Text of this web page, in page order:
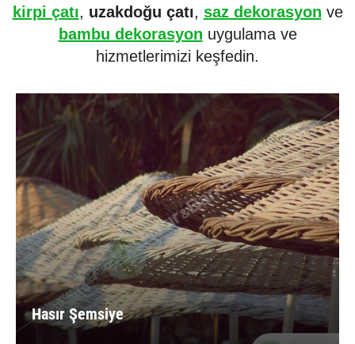
kirpi çatı, uzakdoğu çatı, saz dekorasyon ve
bambu dekorasyon uygulama ve
hizmetlerimizi keşfedin.
Hasır Şemsiye